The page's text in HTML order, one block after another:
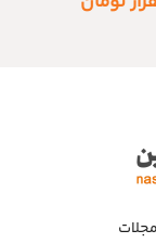
و مجلات